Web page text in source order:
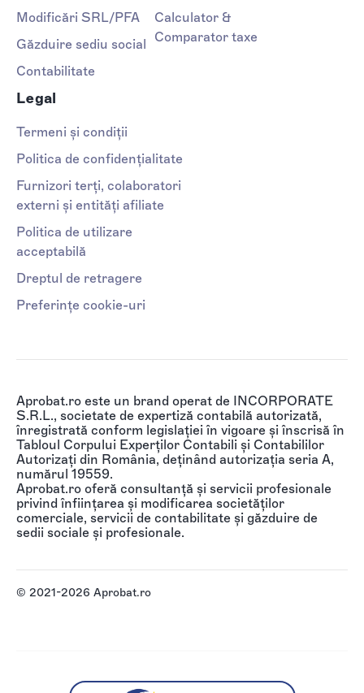
Modificări SRL/PFA
Găzduire sediu social
Contabilitate
Calculator &
Comparator taxe
Legal
Termeni și condiții
Politica de confidențialitate
Furnizori terți, colaboratori
externi și entități afiliate
Politica de utilizare
acceptabilă
Dreptul de retragere
Preferințe cookie-uri
Aprobat.ro este un brand operat de INCORPORATE
S.R.L., societate de expertiză contabilă autorizată,
înregistrată conform legislației în vigoare și înscrisă în
Tabloul Corpului Experților Contabili și Contabililor
Autorizați din România, deținând autorizația seria A,
numărul 19559.
Aprobat.ro oferă consultanță și servicii profesionale
privind înființarea și modificarea societăților
comerciale, servicii de contabilitate și găzduire de
sedii sociale și profesionale.
© 2021-2026 Aprobat.ro